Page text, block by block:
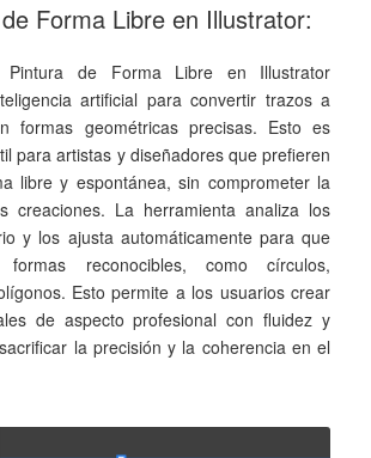
Forma Libre en Illustrator:
de Forma Libre en Illustrator
artificial para convertir trazos a
formas geométricas precisas. Esto es
para artistas y diseñadores que prefieren
libre y espontánea, sin comprometer la
creaciones. La herramienta analiza los
y los ajusta automáticamente para que
reconocibles, como círculos,
Esto permite a los usuarios crear
de aspecto profesional con fluidez y
la precisión y la coherencia en el